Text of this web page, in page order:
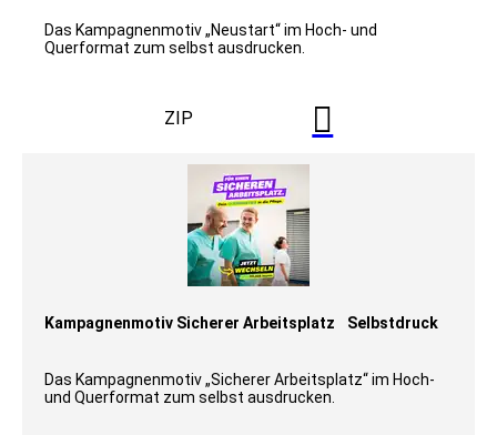
Das Kampagnenmotiv „Neustart“ im Hoch- und
Querformat zum selbst ausdrucken.
ZIP 
Kampagnenmotiv Sicherer Arbeitsplatz Selbstdruck
Das Kampagnenmotiv „Sicherer Arbeitsplatz“ im Hoch-
und Querformat zum selbst ausdrucken.